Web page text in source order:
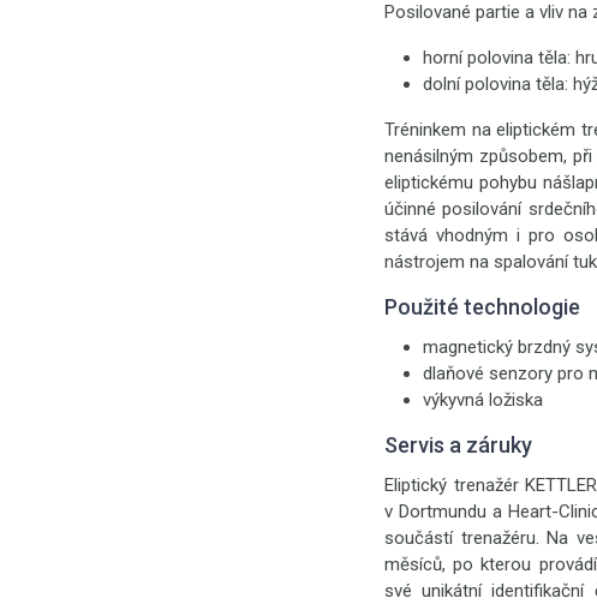
Posilované partie a vliv na
horní polovina těla:
dolní polovina těla:
Tréninkem na eliptickém
nenásilným způsobem,
eliptickému pohybu
účinné posilování
stává vhodným i pro
nástrojem na spalování
Použité technologie
magnetický brzdný
dlaňové senzory pro
výkyvná ložiska
Servis a záruky
Eliptický trenažér
v Dortmundu a Heart-
součástí trenažéru. Na
měsíců, po kterou
své unikátní